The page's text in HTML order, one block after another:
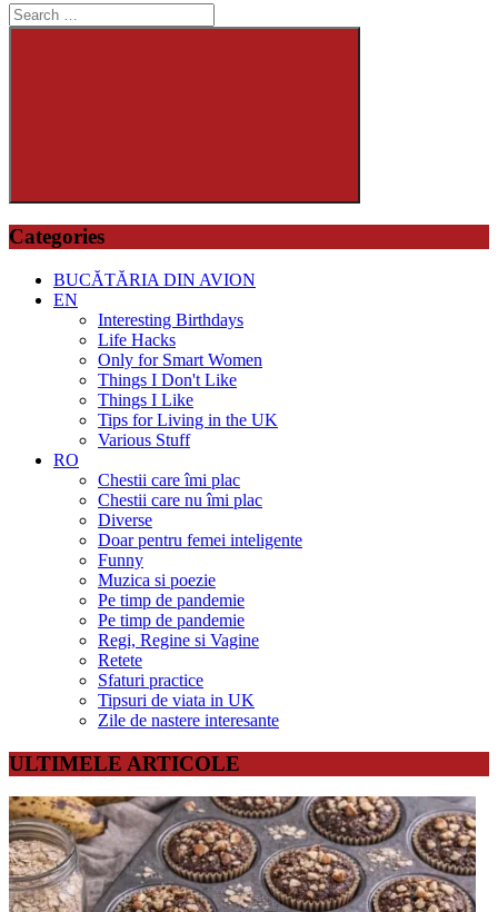
Search
for:
Search
Categories
BUCĂTĂRIA DIN AVION
EN
Interesting Birthdays
Life Hacks
Only for Smart Women
Things I Don't Like
Things I Like
Tips for Living in the UK
Various Stuff
RO
Chestii care îmi plac
Chestii care nu îmi plac
Diverse
Doar pentru femei inteligente
Funny
Muzica si poezie
Pe timp de pandemie
Pe timp de pandemie
Regi, Regine si Vagine
Retete
Sfaturi practice
Tipsuri de viata in UK
Zile de nastere interesante
ULTIMELE ARTICOLE